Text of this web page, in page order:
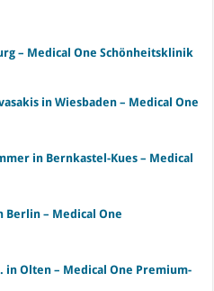
– Medical One Schönheitsklinik
in Wiesbaden – Medical One
in Bernkastel-Kues – Medical
Berlin – Medical One
in Olten – Medical One Premium-